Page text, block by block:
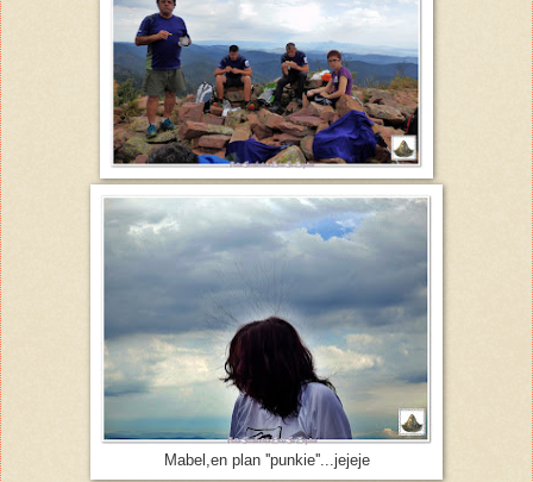
Mabel,en plan ''punkie''...jejeje